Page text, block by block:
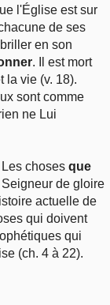
l'Église est sur
de ses
en son
. Il est mort
la vie (v. 18).
sont comme
ne Lui
Les chosesque
de gloire
actuelle de
qui doivent
qui
(ch. 4 à 22).